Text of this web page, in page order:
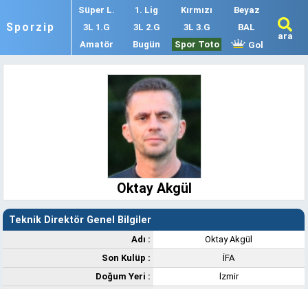
Sporzip
Süper L. 1. Lig Kırmızı
Beyaz
3L 1.G
3L 2.G 3L 3.G
BAL
Amatör
Bugün Spor Toto Gol
ara
Oktay Akgül
Teknik Direktör Genel Bilgiler
Adı :
Oktay Akgül
Son Kulüp :
İFA
Doğum Yeri :
İzmir